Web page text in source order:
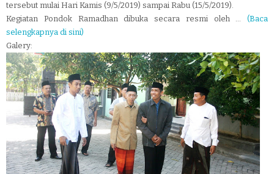
tersebut mulai Hari Kamis (9/5/2019) sampai Rabu (15/5/2019).
Kegiatan Pondok Ramadhan dibuka secara resmi oleh ... (Baca
selengkapnya di sini)
Galery: